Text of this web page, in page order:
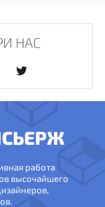
НАС
работа
высочайшего